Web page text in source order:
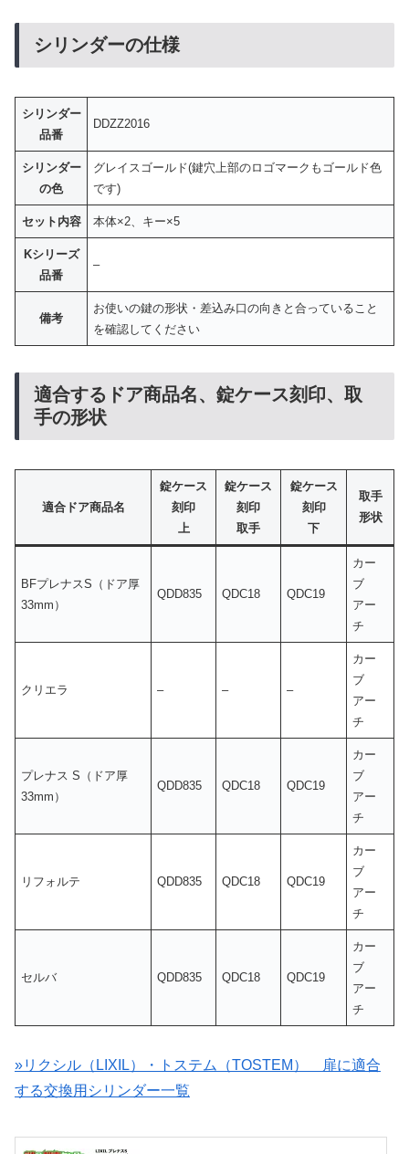
シリンダーの仕様
シリンダー
品番
DDZZ2016
シリンダー
の色
グレイスゴールド(鍵穴上部のロゴマークもゴールド色
です)
セット内容 本体×2、キー×5
Kシリーズ
品番
–
備考
お使いの鍵の形状・差込み口の向きと合っていること
を確認してください
適合するドア商品名、錠ケース刻印、取
手の形状
適合ドア商品名
錠ケース
刻印
上
錠ケース
刻印
取手
錠ケース
刻印
下
取手
形状
BFプレナスS（ドア厚
33mm）
QDD835 QDC18 QDC19
カー
ブ
アー
チ
クリエラ – – –
カー
ブ
アー
チ
プレナス S（ドア厚
33mm）
QDD835 QDC18 QDC19
カー
ブ
アー
チ
リフォルテ QDD835 QDC18 QDC19
カー
ブ
アー
チ
セルバ QDD835 QDC18 QDC19
カー
ブ
アー
チ
»リクシル（LIXIL）・トステム（TOSTEM） 扉に適合
する交換用シリンダー一覧